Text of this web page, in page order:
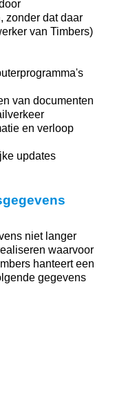
zonder dat daar
van Timbers)
van documenten
en verloop
updates
niet langer
waarvoor
hanteert een
gegevens